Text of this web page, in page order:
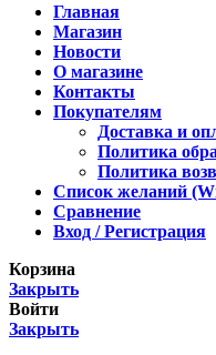
Главная
Магазин
Новости
О магазине
Контакты
Покупателям
Доставка и
Политика
Политика
Список желаний
Сравнение
Вход / Регистрация
Корзина
Закрыть
Войти
Закрыть